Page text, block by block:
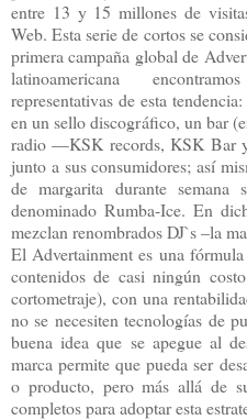
entre 13 y 15 millones de
Web. Esta serie de cortos se
primera campaña global de
latinoamericana
representativas de esta
en un sello discográfico, un bar
radio —KSK records, KSK Bar
junto a sus consumidores; así
de margarita durante
denominado Rumba-Ice. En
mezclan renombrados DJ`s –la
El Advertainment es una
contenidos de casi ningún
cortometraje), con una
no se necesiten tecnologías de
buena idea que se apegue al
marca permite que pueda ser
o producto, pero más allá de
completos para adoptar esta